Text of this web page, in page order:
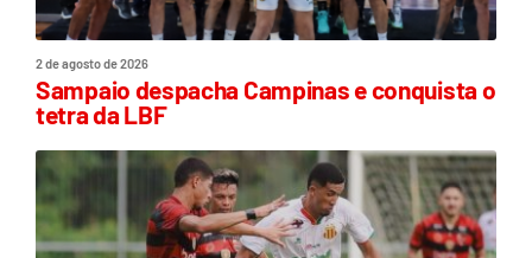
2 de agosto de 2026
Sampaio despacha Campinas e conquista o
tetra da LBF